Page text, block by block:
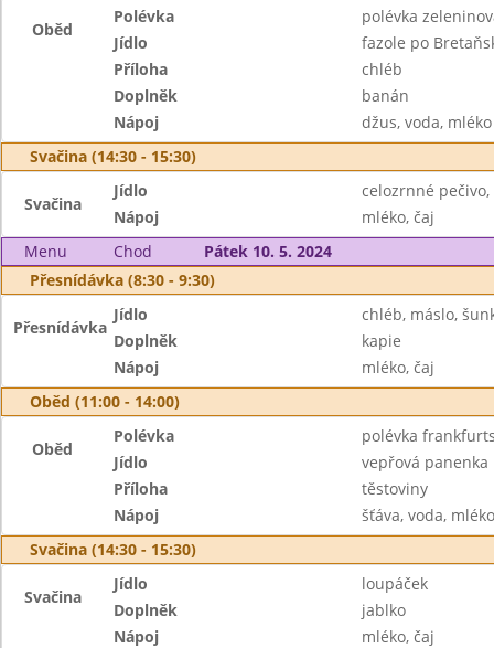
Oběd
Polévka
polévka
Jídlo
fazole po
Příloha
chléb
Doplněk
banán
Nápoj
džus, voda, mléko
Svačina (14:30 - 15:30)
Svačina
Jídlo
celozrnné pečivo,
Nápoj
mléko, čaj
Menu
Chod
Pátek 10. 5. 2024
Přesnídávka (8:30 - 9:30)
Přesnídávka
Jídlo
chléb, máslo,
Doplněk
kapie
Nápoj
mléko, čaj
Oběd (11:00 - 14:00)
Oběd
Polévka
polévka
Jídlo
vepřová
Příloha
těstoviny
Nápoj
šťáva, voda, mléko
Svačina (14:30 - 15:30)
Svačina
Jídlo
loupáček
Doplněk
jablko
Nápoj
mléko, čaj